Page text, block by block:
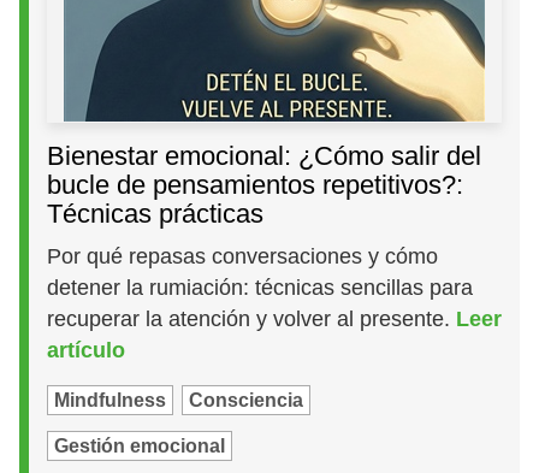
Bienestar emocional: ¿Cómo salir del
bucle de pensamientos repetitivos?:
Técnicas prácticas
Por qué repasas conversaciones y cómo
detener la rumiación: técnicas sencillas para
recuperar la atención y volver al presente. Leer
artículo
Mindfulness Consciencia
Gestión emocional